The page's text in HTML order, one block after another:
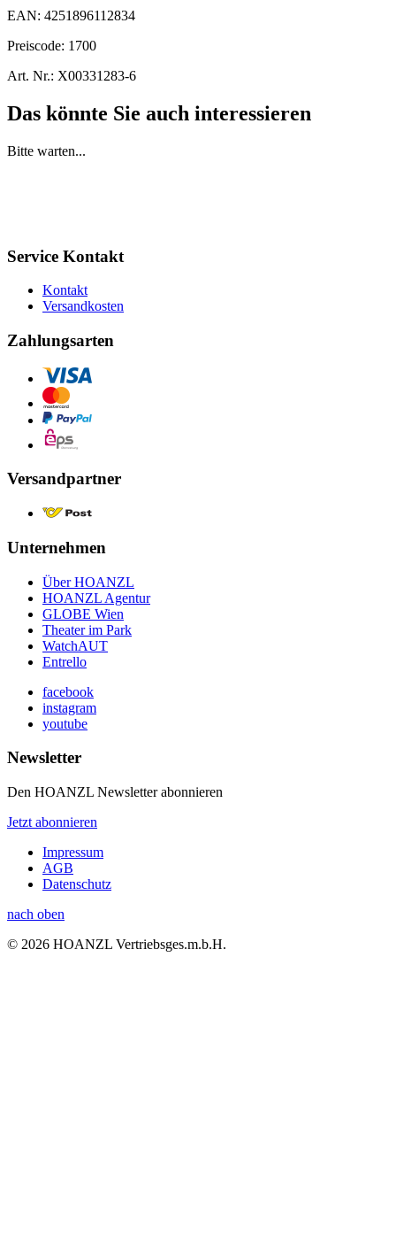
EAN: 4251896112834
Preiscode: 1700
Art. Nr.: X00331283-6
Das könnte Sie auch interessieren
Bitte warten...
Service Kontakt
Kontakt
Versandkosten
Zahlungsarten
Versandpartner
Unternehmen
Über HOANZL
HOANZL Agentur
GLOBE Wien
Theater im Park
WatchAUT
Entrello
facebook
instagram
youtube
Newsletter
Den HOANZL Newsletter abonnieren
Jetzt abonnieren
Impressum
AGB
Datenschutz
nach oben
© 2026 HOANZL Vertriebsges.m.b.H.